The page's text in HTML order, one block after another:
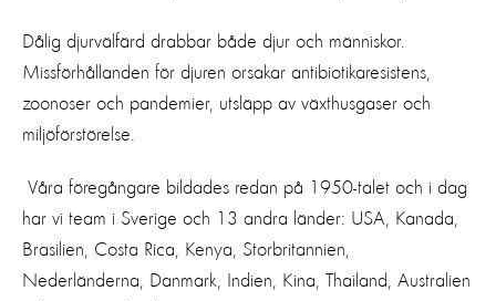
Dålig djurvälfärd drabbar både djur och människor.
Missförhållanden för djuren orsakar antibiotikaresistens,
zoonoser och pandemier, utsläpp av växthusgaser och
miljöförstörelse.
Våra föregångare bildades redan på 1950-talet och i dag
har vi team i Sverige och 13 andra länder: USA, Kanada,
Brasilien, Costa Rica, Kenya, Storbritannien,
Nederländerna, Danmark, Indien, Kina, Thailand, Australien